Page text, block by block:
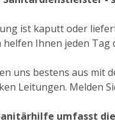
ist kaputt oder
Ihnen jeden Tag
uns bestens aus mit
Leitungen. Melden
umfasst